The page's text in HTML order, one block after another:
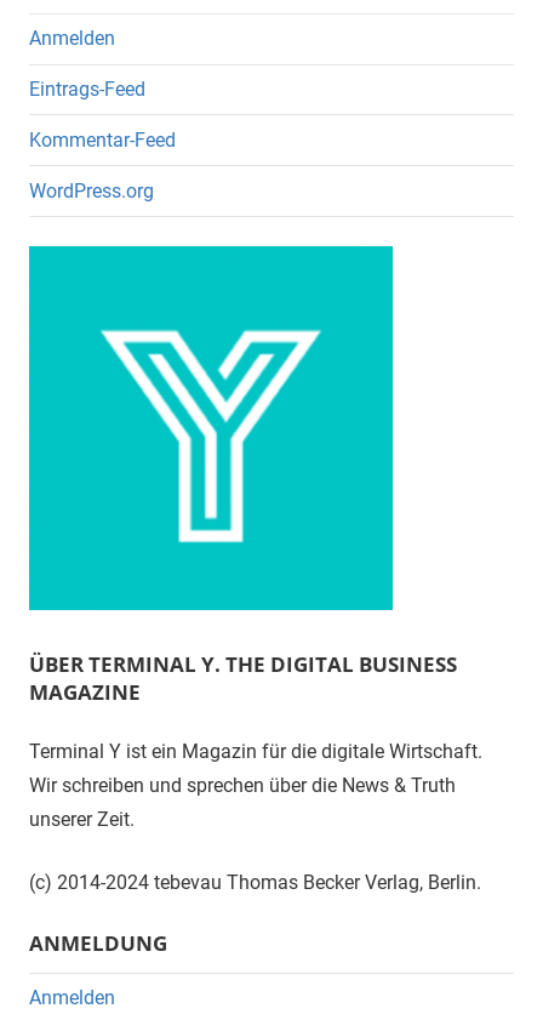
Anmelden
Eintrags-Feed
Kommentar-Feed
WordPress.org
ÜBER TERMINAL Y. THE DIGITAL BUSINESS
MAGAZINE
Terminal Y ist ein Magazin für die digitale Wirtschaft.
Wir schreiben und sprechen über die News & Truth
unserer Zeit.
(c) 2014-2024 tebevau Thomas Becker Verlag, Berlin.
ANMELDUNG
Anmelden